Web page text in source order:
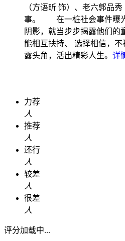
（方语昕 饰）、老六郭品
事。 在一桩社会事件曝
阴影，就当步步揭露他们的
能相互扶持、 选择相信，
露头角，活出精彩人生。 详
力荐
人
推荐
人
还行
人
较差
人
很差
人
评分加载中...